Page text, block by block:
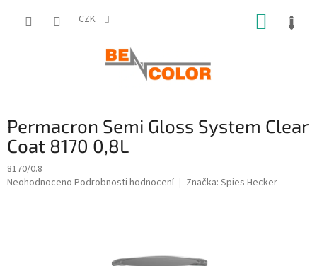
CZK
Permacron Semi Gloss System Clear
Coat 8170 0,8L
8170/0.8
Průměrné
Neohodnoceno Podrobnosti hodnocení Značka: Spies Hecker